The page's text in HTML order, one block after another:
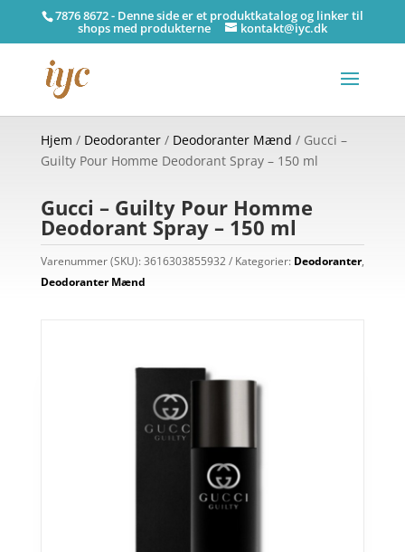
7876 8672 - Denne side er et produktkatalog og linker til
shops med produkterne kontakt@iyc.dk
Hjem / Deodoranter/ Deodoranter Mænd / Gucci –
Guilty Pour Homme Deodorant Spray – 150 ml
Gucci – Guilty Pour Homme
Deodorant Spray – 150 ml
Varenummer (SKU):3616303855932 Kategorier: Deodoranter,
Deodoranter Mænd